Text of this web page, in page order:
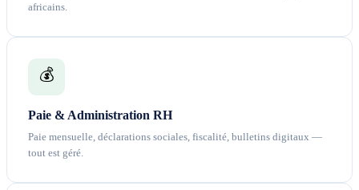
africains.
💰
Paie & Administration RH
Paie mensuelle, déclarations sociales, fiscalité, bulletins digitaux —
tout est géré.